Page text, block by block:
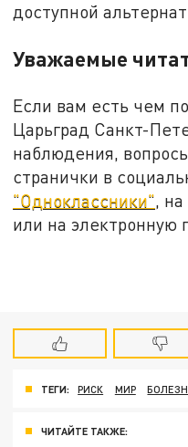
доступной
Уважаемые
Если вам есть чем
Царьград Санкт-
наблюдения,
странички в
"Одноклассники",
или на электронную
ТЕГИ: РИСК МИР
ЧИТАЙТЕ ТАКЖЕ: